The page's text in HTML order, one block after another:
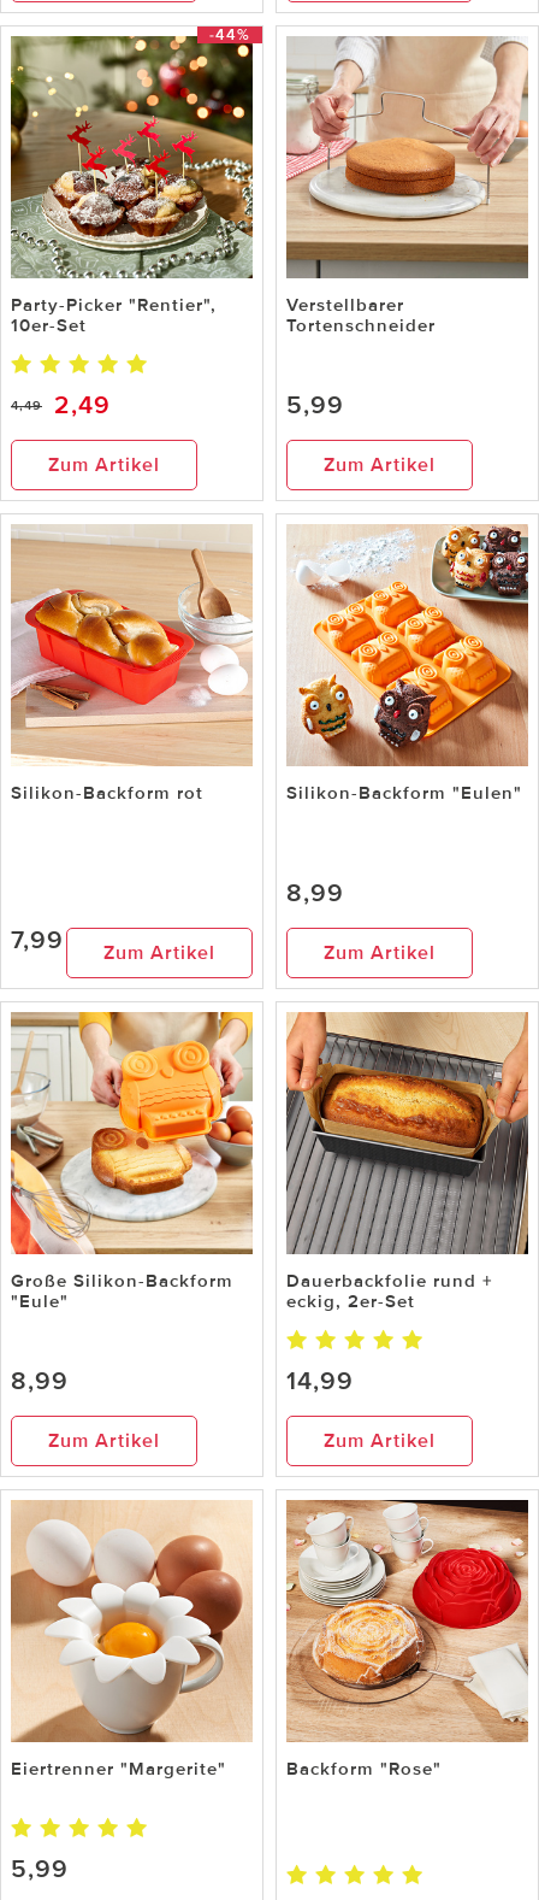
-44%
Party-Picker "Rentier",
10er-Set
4,49 2,49
Zum Artikel
Verstellbarer
Tortenschneider
5,99
Zum Artikel
Silikon-Backform rot
7,99 Zum Artikel
Silikon-Backform "Eulen"
8,99
Zum Artikel
Große Silikon-Backform
"Eule"
8,99
Zum Artikel
Dauerbackfolie rund +
eckig, 2er-Set
14,99
Zum Artikel
Eiertrenner "Margerite"
5,99
Backform "Rose"